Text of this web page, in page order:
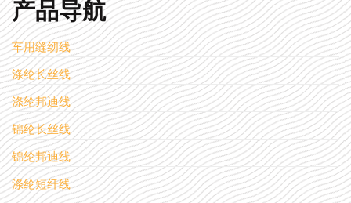
产品导航
车用缝纫线
涤纶长丝线
涤纶邦迪线
锦纶长丝线
锦纶邦迪线
涤纶短纤线